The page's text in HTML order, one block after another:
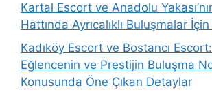
Kartal Escort ve Anadolu
Hattında Ayrıcalıklı Buluşmalar
Kadıköy Escort ve Bostancı
Eğlencenin ve Prestijin Buluşma
Konusunda Öne Çıkan Detaylar